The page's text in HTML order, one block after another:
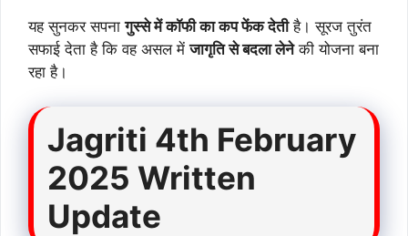
यह सुनकर सपनागुस्से में कॉफी का कप फेंक देतीहै। सूरज तुरंत
सफाई देता है कि वह असल मेंजागृति से बदला लेनेकी योजना बना
रहा है।
Jagriti 4th February
2025 Written
Update